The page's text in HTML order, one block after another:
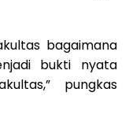
bagaimana
bukti nyata
pungkas